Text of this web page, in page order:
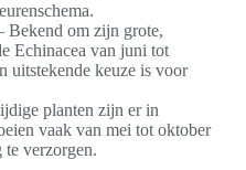
Bekend om zijn grote,
Echinacea van juni tot
uitstekende keuze is voor
planten zijn er in
vaak van mei tot oktober
verzorgen.